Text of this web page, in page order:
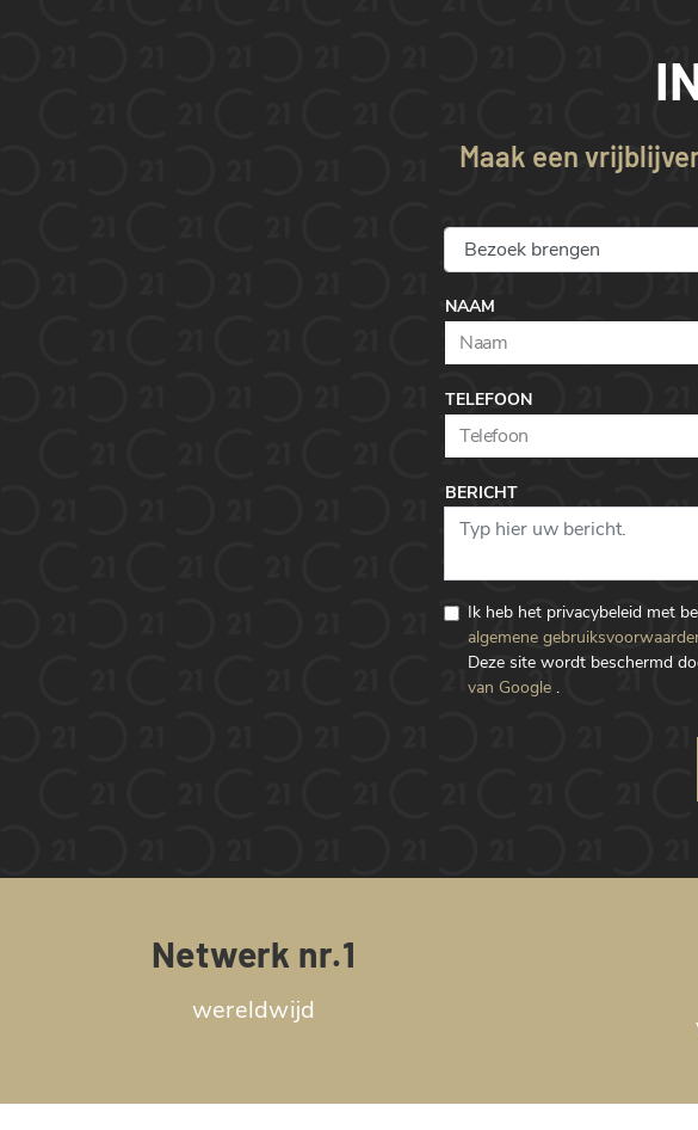
Maak een
NAAM
TELEFOON
BERICHT
Ik heb het privacybeleid met
algemene
Deze site wordt beschermd
van Google .
Netwerk nr.1
wereldwijd